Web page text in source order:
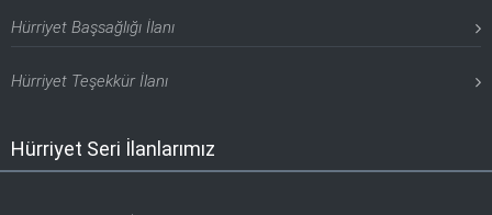
Hürriyet Başsağlığı İlanı
Hürriyet Teşekkür İlanı
Hürriyet Seri İlanlarımız